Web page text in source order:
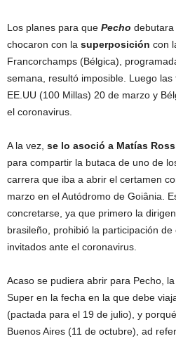
Los planes para que Pecho debutara
chocaron con la superposición con
Francorchamps (Bélgica),
semana, resultó imposible. Luego las
EE.UU (100 Millas) 20 de marzo y
el coronavirus.
A la vez, se lo asoció a Matías
para compartir la butaca de uno de
carrera que iba a abrir el certamen
marzo en el Autódromo de Goiânia.
concretarse, ya que primero la
brasileño, prohibió la participación
invitados ante el coronavirus.
Acaso se pudiera abrir para Pecho,
Super en la fecha en la que debe
(pactada para el 19 de julio), y
Buenos Aires (11 de octubre), ad